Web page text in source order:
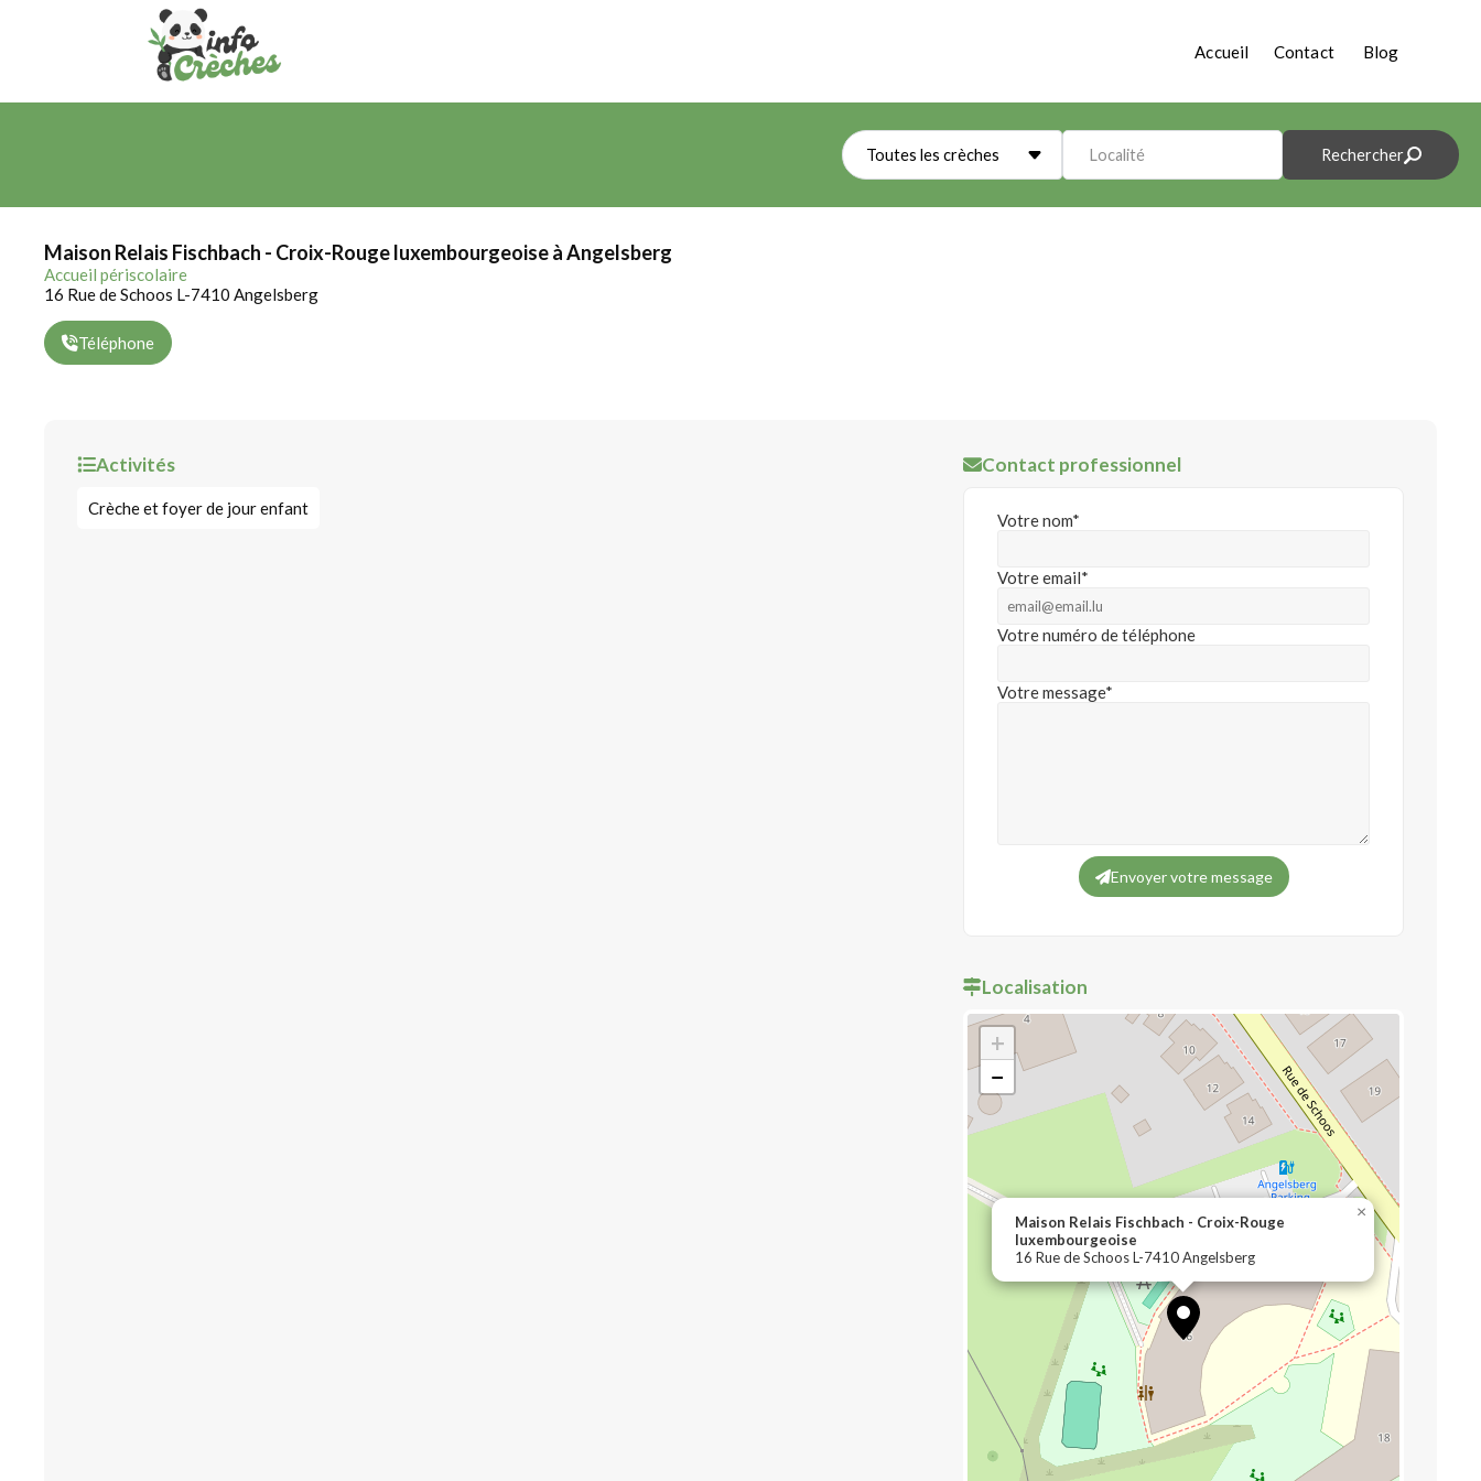
Accueil Contact Blog
Toutes les crèches Localité Rechercher
Maison Relais Fischbach - Croix-Rouge luxembourgeoise à Angelsberg
Accueil périscolaire
16 Rue de Schoos L-7410 Angelsberg
Téléphone
Activités
Crèche et foyer de jour enfant
Contact professionnel
Votre nom*
Votre email*
Votre numéro de téléphone
Votre message*
Envoyer votre message
Localisation
Maison Relais Fischbach - Croix-Rouge
luxembourgeoise
16 Rue de Schoos L-7410 Angelsberg
×
+
−